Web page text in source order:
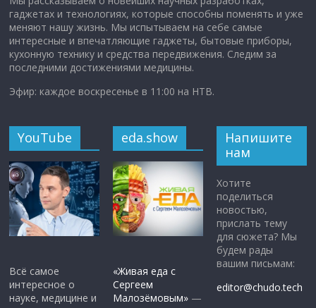
гаджетах и технологиях, которые способны поменять и уже
меняют нашу жизнь. Мы испытываем на себе самые
интересные и впечатляющие гаджеты, бытовые приборы,
кухонную технику и средства передвижения. Следим за
последними достижениями медицины.
Эфир: каждое воскресенье в 11:00 на НТВ.
YouTube
Всё самое
интересное о
науке, медицине и
eda.show
«Живая еда с
Сергеем
Малозёмовым» —
Напишите
нам
Хотите
поделиться
новостью,
прислать тему
для сюжета? Мы
будем рады
вашим письмам:
editor@chudo.tech